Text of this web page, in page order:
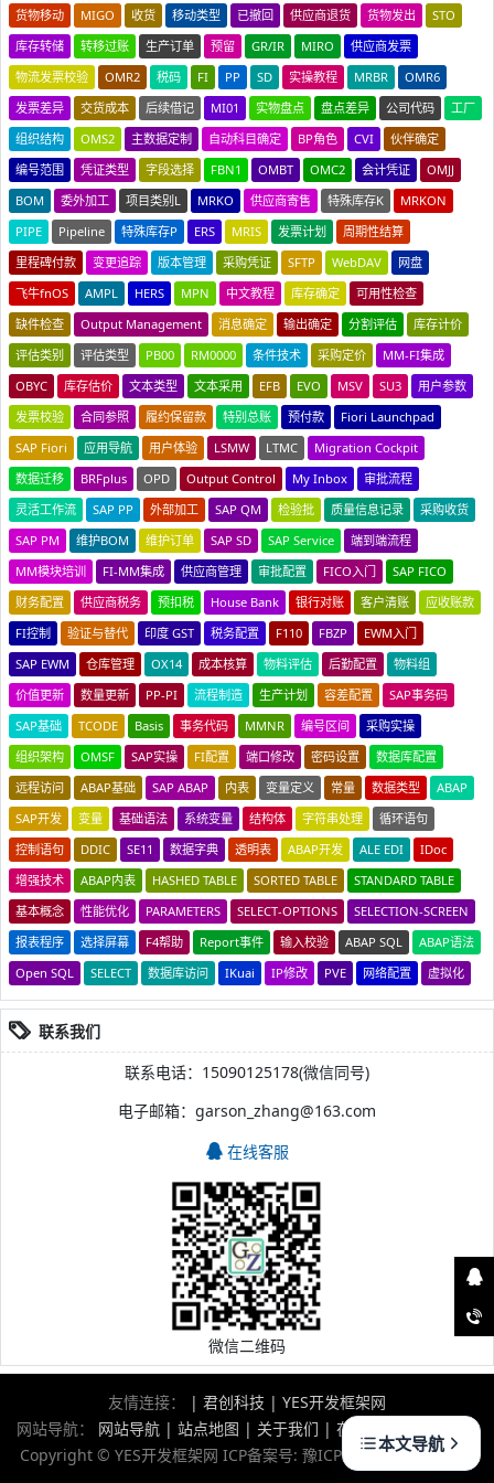
货物移动
MIGO 收货 移动类型 已撤回 供应商退货 货物发出
STO
库存转储
转移过账 生产订单 预留 GR/IR MIRO
供应商发票
物流发票校验
OMR2 税码 FI PP SD 实操教程 MRBR
OMR6
发票差异
交货成本 后续借记 MI01 实物盘点 盘点差异 公司代码
工厂
组织结构
OMS2 主数据定制 自动科目确定 BP角色 CVI
伙伴确定
编号范围
凭证类型 字段选择 FBN1 OMBT OMC2 会计凭证
OMJJ
BOM
委外加工 项目类别L MRKO 供应商寄售 特殊库存K
MRKON
PIPE
Pipeline 特殊库存P ERS MRIS 发票计划
周期性结算
里程碑付款
变更追踪 版本管理 采购凭证 SFTP WebDAV
网盘
飞牛fnOS
AMPL HERS MPN 中文教程 库存确定
可用性检查
缺件检查
Output Management 消息确定 输出确定 分割评估
库存计价
评估类别
评估类型 PB00 RM0000 条件技术 采购定价
MM-FI集成
OBYC
库存估价 文本类型 文本采用 EFB EVO MSV SU3
用户参数
发票校验
合同参照 履约保留款 特别总账 预付款
Fiori Launchpad
SAP Fiori
应用导航 用户体验 LSMW LTMC
Migration Cockpit
数据迁移
BRFplus OPD Output Control My Inbox
审批流程
灵活工作流
SAP PP 外部加工 SAP QM 检验批 质量信息记录
采购收货
SAP PM
维护BOM 维护订单 SAP SD SAP Service
端到端流程
MM模块培训
FI-MM集成 供应商管理 审批配置 FICO入门
SAP FICO
财务配置
供应商税务 预扣税 House Bank 银行对账 客户清账
应收账款
FI控制
验证与替代 印度 GST 税务配置 F110 FBZP
EWM入门
SAP EWM
仓库管理 OX14 成本核算 物料评估 后勤配置
物料组
价值更新
数量更新 PP-PI 流程制造 生产计划 容差配置
SAP事务码
SAP基础
TCODE Basis 事务代码 MMNR 编号区间
采购实操
组织架构
OMSF SAP实操 FI配置 端口修改 密码设置
数据库配置
远程访问
ABAP基础 SAP ABAP 内表 变量定义 常量 数据类型
ABAP
SAP开发
变量 基础语法 系统变量 结构体 字符串处理
循环语句
控制语句
DDIC SE11 数据字典 透明表 ABAP开发 ALE EDI
IDoc
增强技术
ABAP内表 HASHED TABLE SORTED TABLE
STANDARD TABLE
基本概念
性能优化 PARAMETERS SELECT-OPTIONS
SELECTION-SCREEN
报表程序
选择屏幕 F4帮助 Report事件 输入校验 ABAP SQL
ABAP语法
Open SQL
SELECT 数据库访问 IKuai IP修改 PVE 网络配置 虚拟化
联系我们
联系电话：15090125178(微信同号)
电子邮箱：garson_zhang@163.com
在线客服
微信二维码
友情连接： | 君创科技 | YES开发框架网
网站导航： 网站导航 | 站点地图 | 关于我们 | 在线留言
版权声明
Copyright © YES开发框架网 ICP备案号: 豫ICP备2021007859号-1
本文导航